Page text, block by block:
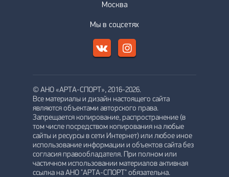
Москва
Мы в соцсетях
© АНО «АРТА-СПОРТ», 2016-2026.
Все материалы и дизайн настоящего сайта
являются объектами авторского права.
Запрещается копирование, распространение (в
том числе посредством копирования на любые
сайты и ресурсы в сети Интернет) или любое иное
использование информации и объектов сайта без
согласия правообладателя. При полном или
частичном использовании материалов активная
ссылка на АНО "АРТА-СПОРТ" обязательна.